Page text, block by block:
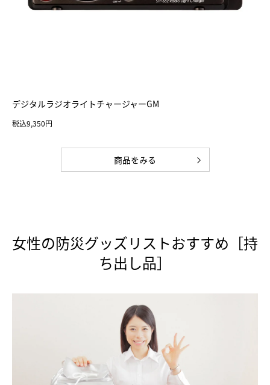
デジタルラジオライトチャージャーGM
税込9,350円
商品をみる
女性の防災グッズリストおすすめ［持
ち出し品］